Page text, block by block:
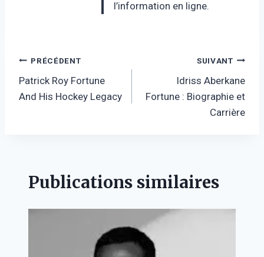
l’information en ligne.
Navigation
de
PRÉCÉDENT
Patrick Roy Fortune
And His Hockey Legacy
SUIVANT
Idriss Aberkane
Fortune : Biographie et
Carrière
Publications similaires